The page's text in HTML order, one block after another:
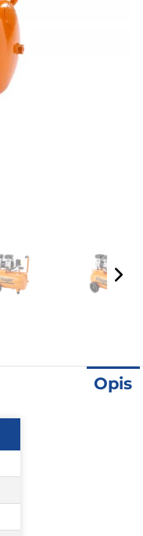
Opis